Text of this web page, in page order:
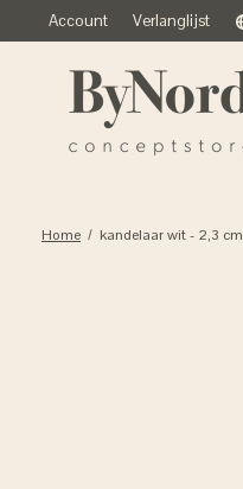
Account Verlanglijst
Home / kandelaar wit - 2,3 cm